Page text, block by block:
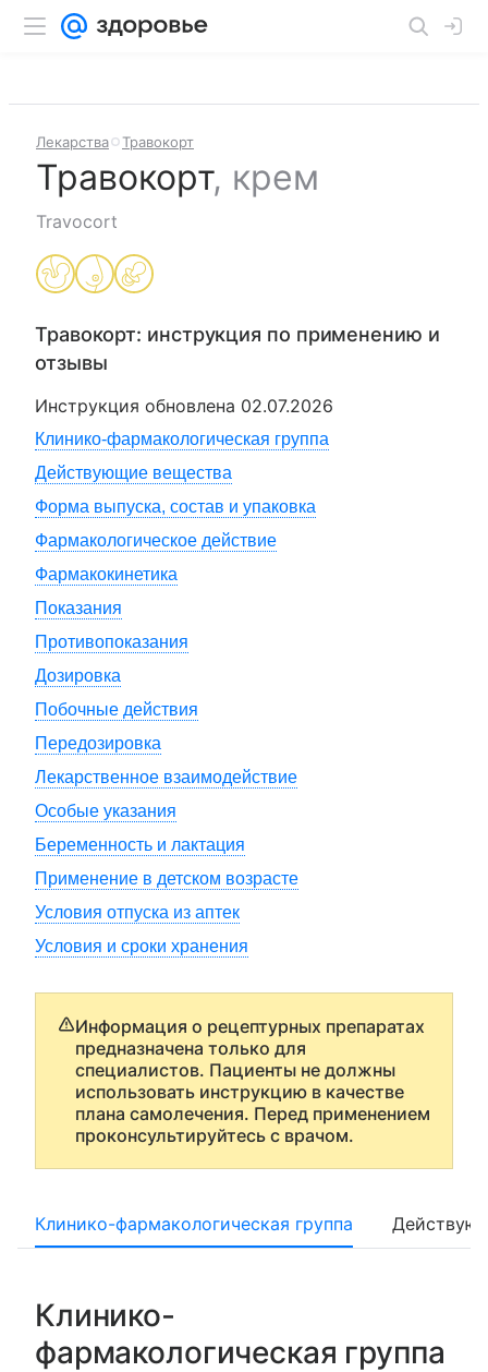
Лекарства Травокорт
Травокорт, крем
Travocort
Травокорт: инструкция по применению и
отзывы
Инструкция обновлена 02.07.2026
Клинико-фармакологическая группа
Действующие вещества
Форма выпуска, состав и упаковка
Фармакологическое действие
Фармакокинетика
Показания
Противопоказания
Дозировка
Побочные действия
Передозировка
Лекарственное взаимодействие
Особые указания
Беременность и лактация
Применение в детском возрасте
Условия отпуска из аптек
Условия и сроки хранения
Информация о рецептурных препаратах
предназначена только для
специалистов. Пациенты не должны
использовать инструкцию в качестве
плана самолечения. Перед применением
проконсультируйтесь с врачом.
Клинико-фармакологическая группа
Клинико-
фармакологическая группа